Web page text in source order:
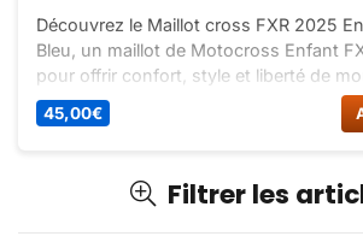
Filtrer les
Découvrez le Maillot cross FXR 2025
Bleu, un maillot de Motocross Enfant
pour offrir confort, style et liberté de
pour les jeunes pilotes en quête de
45,00€